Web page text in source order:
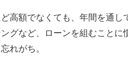
高額でなくても、年間を通
グなど、ローンを組むこと
れがち。